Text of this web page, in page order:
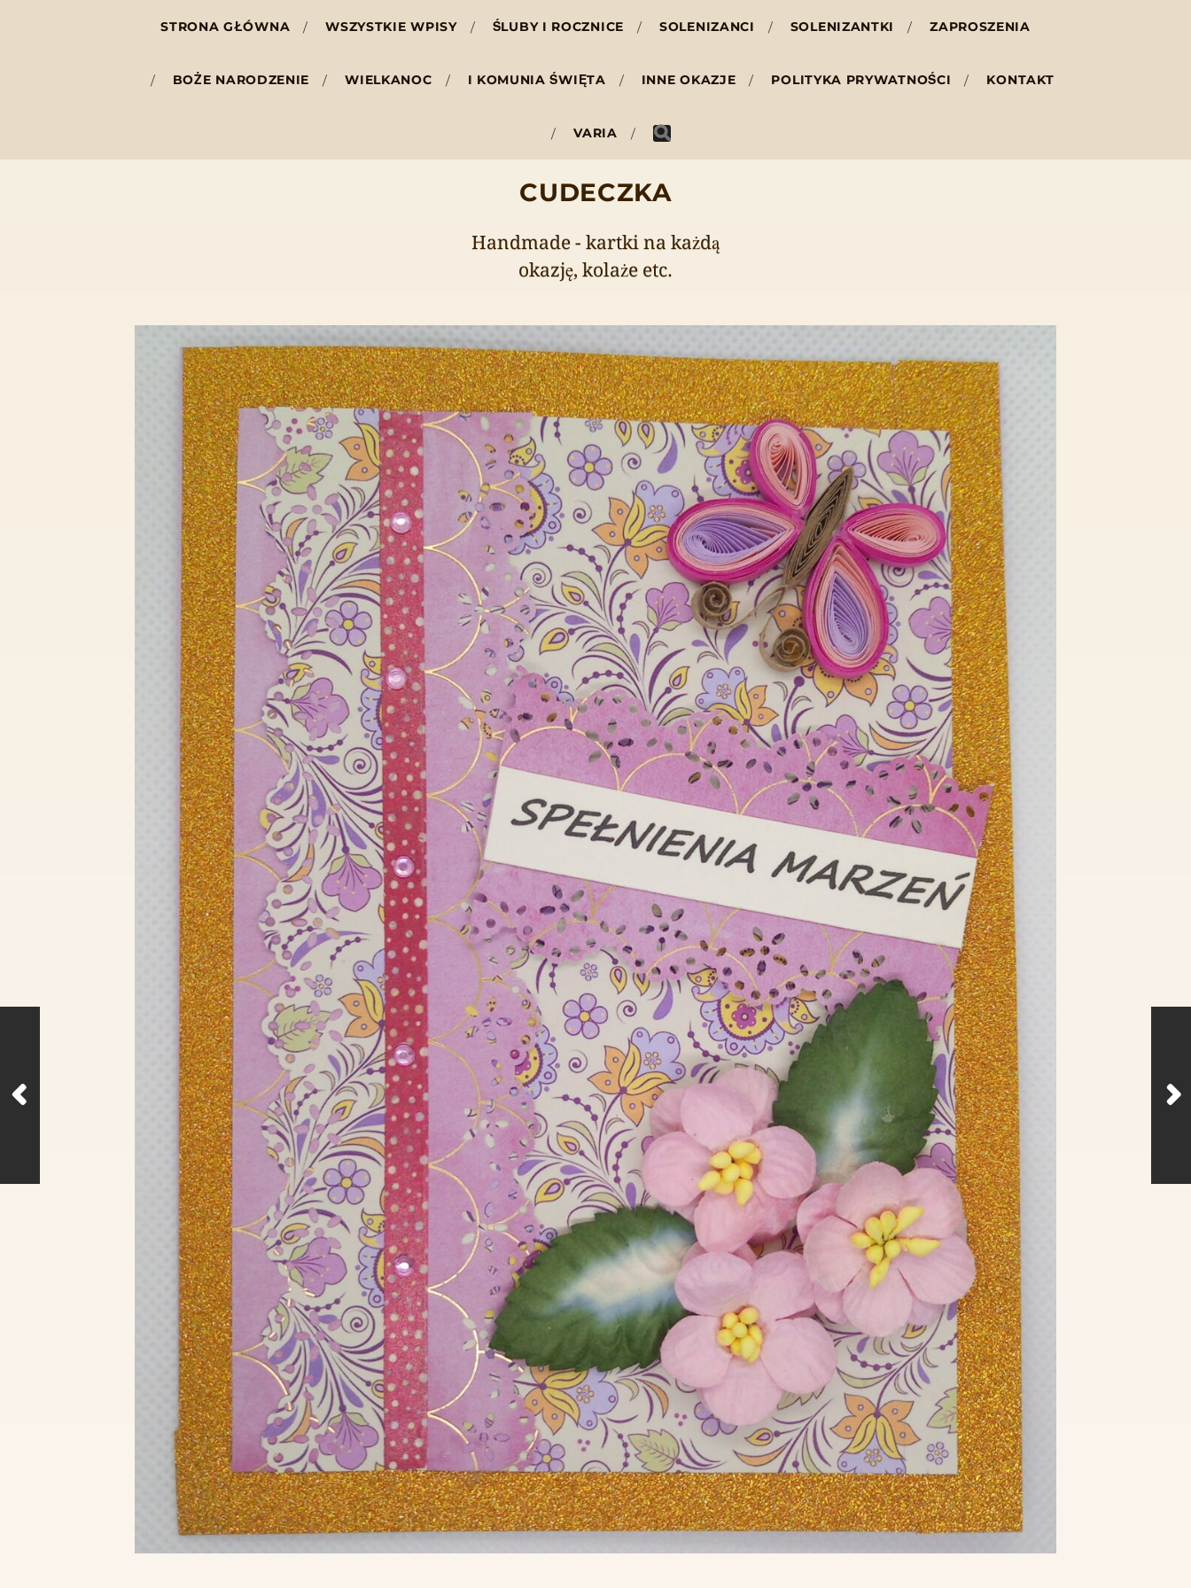
STRONA GŁÓWNA WSZYSTKIE WPISY ŚLUBY I ROCZNICE SOLENIZANCI SOLENIZANTKI ZAPROSZENIA
BOŻE NARODZENIE WIELKANOC I KOMUNIA ŚWIĘTA INNE OKAZJE POLITYKA PRYWATNOŚCI KONTAKT
VARIA
CUDECZKA
Handmade - kartki na każdą
okazję, kolaże etc.